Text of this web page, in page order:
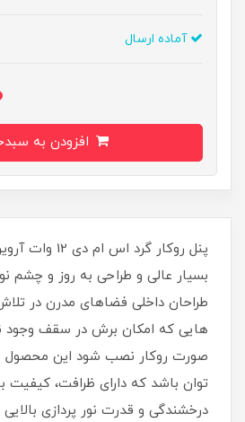
آماده ارسال
پنل روکار گرد
بسیار عالی و طراحی به روز و چشم
طراحان داخلی فضاهای مدرن در
هایی که امکان برش در سقف وجود
صورت روکار نصب شود این محصول
توان باشد که دارای ظرافت، کیفیت
درخشندگی و قدرت نور پردازی